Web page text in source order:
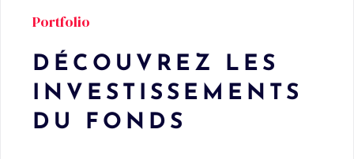
Portfolio
DÉCOUVREZ LES
INVESTISSEMENTS
DU FONDS